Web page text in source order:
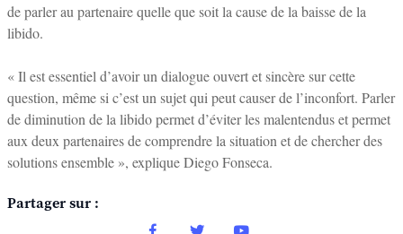
de parler au partenaire quelle que soit la cause de la baisse de la
libido.
« Il est essentiel d’avoir un dialogue ouvert et sincère sur cette
question, même si c’est un sujet qui peut causer de l’inconfort. Parler
de diminution de la libido permet d’éviter les malentendus et permet
aux deux partenaires de comprendre la situation et de chercher des
solutions ensemble », explique Diego Fonseca.
Partager sur :